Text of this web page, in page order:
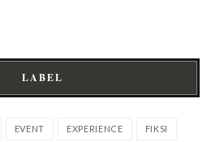
LABEL
EVENT EXPERIENCE FIKSI